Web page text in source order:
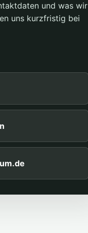
und was wir
uns kurzfristig bei